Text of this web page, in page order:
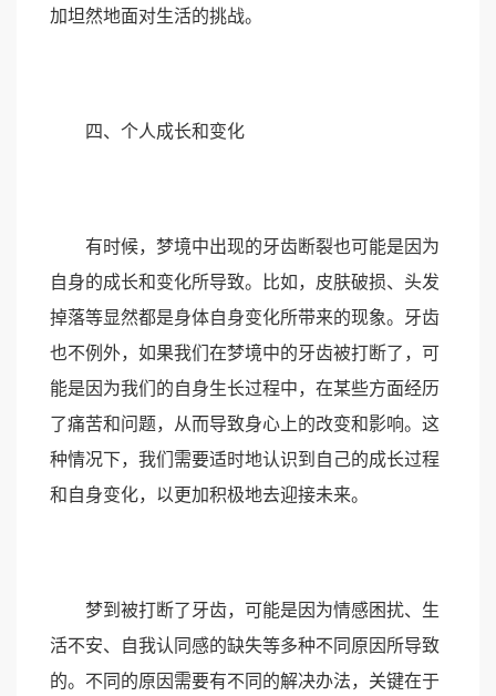
加坦然地面对生活的挑战。
四、个人成长和变化
有时候，梦境中出现的牙齿断裂也可能是因为
自身的成长和变化所导致。比如，皮肤破损、头发
掉落等显然都是身体自身变化所带来的现象。牙齿
也不例外，如果我们在梦境中的牙齿被打断了，可
能是因为我们的自身生长过程中，在某些方面经历
了痛苦和问题，从而导致身心上的改变和影响。这
种情况下，我们需要适时地认识到自己的成长过程
和自身变化，以更加积极地去迎接未来。
梦到被打断了牙齿，可能是因为情感困扰、生
活不安、自我认同感的缺失等多种不同原因所导致
的。不同的原因需要有不同的解决办法，关键在于